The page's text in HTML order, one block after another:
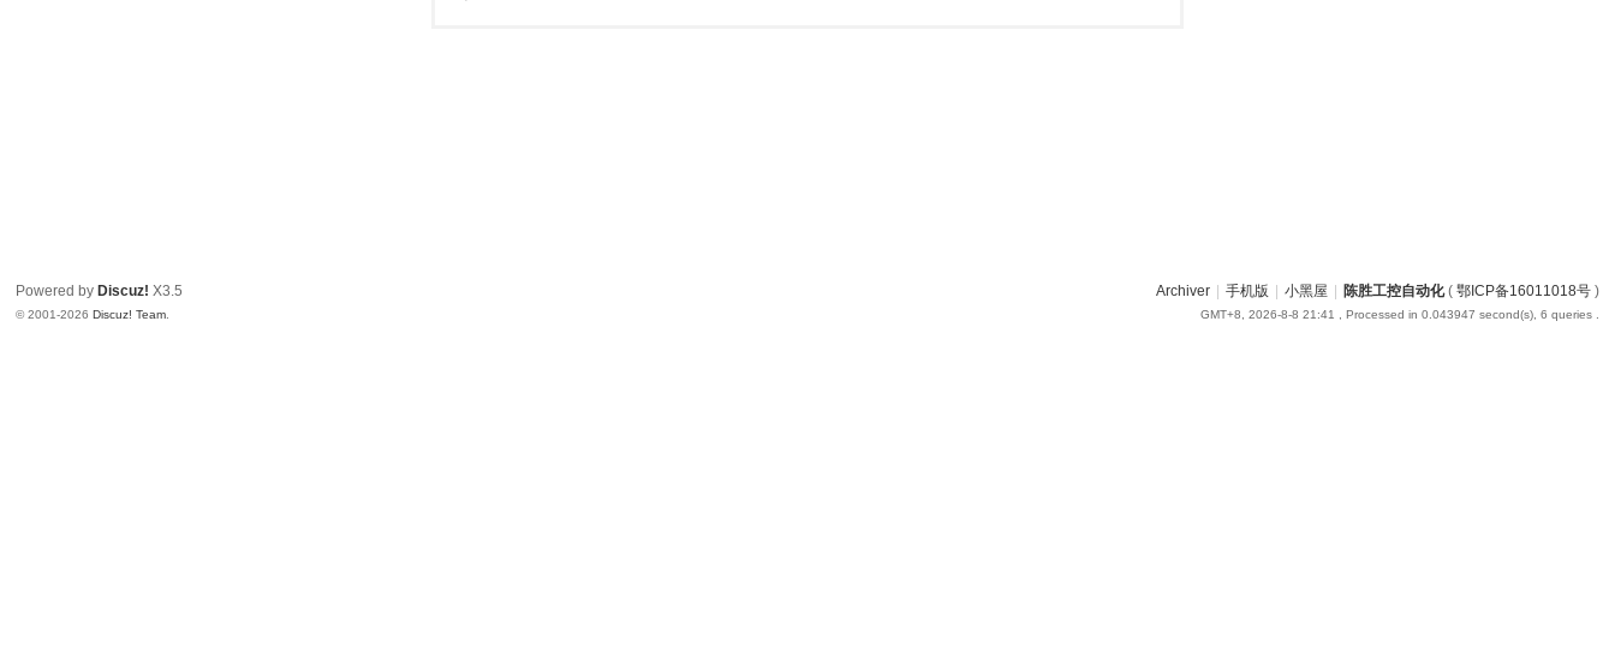
Archiver 手机版 小黑屋 陈胜工控自动化( 鄂ICP备16011018号)
GMT+8, 2026-8-8 21:41 , Processed in 0.043947 second(s), 6 queries .
Powered by Discuz! X3.5
© 2001-2026Discuz! Team